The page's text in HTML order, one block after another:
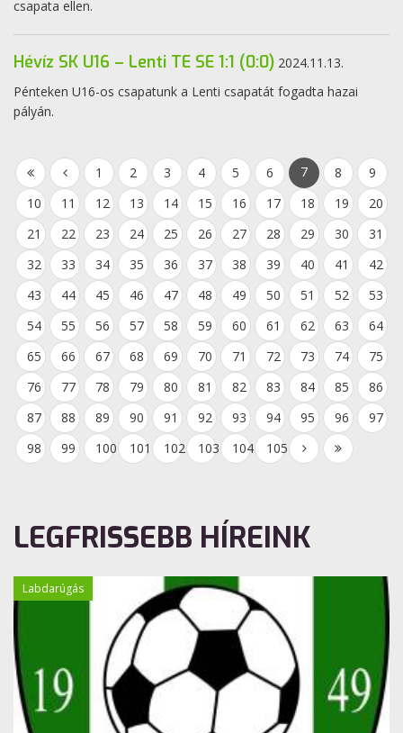
csapata ellen.
Hévíz SK U16 – Lenti TE SE 1:1 (0:0) 2024.11.13.
Pénteken U16-os csapatunk a Lenti csapatát fogadta hazai
pályán.
1 2 3 4 5 6 7 8
9
10
11 12 13 14 15 16 17 18 19
20
21
22 23 24 25 26 27 28 29 30
31
32
33 34 35 36 37 38 39 40 41
42
43
44 45 46 47 48 49 50 51 52
53
54
55 56 57 58 59 60 61 62 63
64
65
66 67 68 69 70 71 72 73 74
75
76
77 78 79 80 81 82 83 84 85
86
87
88 89 90 91 92 93 94 95 96
97
98
99 100 101 102 103 104 105
LEGFRISSEBB HÍREINK
Labdarúgás